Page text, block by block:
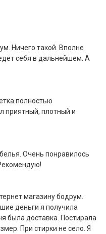
Ничего такой. Вполне
себя в дальнейшем. А
полностью
приятный, плотный и
Очень понравилось
магазину бодрум.
деньги я получила
была доставка. Постирала
При стирки не село. Я